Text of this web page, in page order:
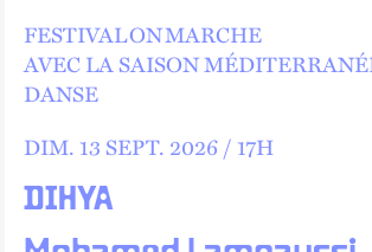
DIHYA
FESTIVAL ON MARCHE
AVEC LA SAISON
DANSE
DIM.13 SEPT. 2026 /17H